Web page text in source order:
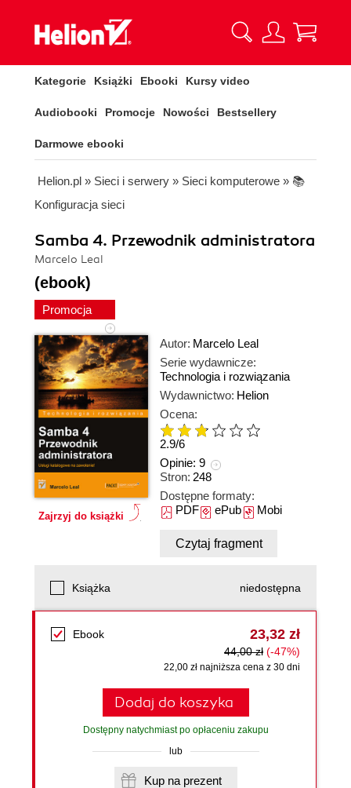
Kategorie Książki Ebooki Kursy video
Audiobooki Promocje Nowości Bestsellery
Darmowe ebooki
Helion.pl » Sieci i serwery » Sieci komputerowe » 📚
Konfiguracja sieci
Samba 4. Przewodnik administratora
Marcelo Leal
(ebook)
Promocja
Zajrzyj do książki
Autor: Marcelo Leal
Serie wydawnicze:
Technologia i rozwiązania
Wydawnictwo: Helion
Ocena:
2.9/6
Opinie: 9
Stron: 248
Dostępne formaty:
PDFePubMobi
Czytaj fragment
Książka niedostępna
Ebook 23,32 zł
44,00 zł (-47%)
22,00 zł najniższa cena z 30 dni
Dodaj do koszyka
Dostępny natychmiast po opłaceniu zakupu
lub
Kup na prezent